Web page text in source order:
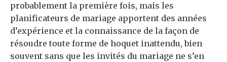
probablement la première fois, mais les
planificateurs de mariage apportent des années
d’expérience et la connaissance de la façon de
résoudre toute forme de hoquet inattendu, bien
souvent sans que les invités du mariage ne s’en